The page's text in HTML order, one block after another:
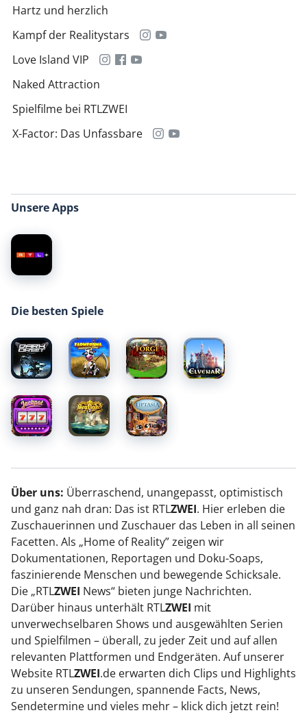
Hartz und herzlich
Kampf der Realitystars
Love Island VIP
Naked Attraction
Spielfilme bei RTLZWEI
X-Factor: Das Unfassbare
Unsere Apps
Die besten Spiele
Über uns: Überraschend, unangepasst, optimistisch
und ganz nah dran: Das ist RTLZWEI. Hier erleben die
Zuschauerinnen und Zuschauer das Leben in all seinen
Facetten. Als „Home of Reality” zeigen wir
Dokumentationen, Reportagen und Doku-Soaps,
faszinierende Menschen und bewegende Schicksale.
Die „RTLZWEI News“ bieten junge Nachrichten.
Darüber hinaus unterhält RTLZWEI mit
unverwechselbaren Shows und ausgewählten Serien
und Spielfilmen – überall, zu jeder Zeit und auf allen
relevanten Plattformen und Endgeräten. Auf unserer
Website RTLZWEI.de erwarten dich Clips und Highlights
zu unseren Sendungen, spannende Facts, News,
Sendetermine und vieles mehr – klick dich jetzt rein!